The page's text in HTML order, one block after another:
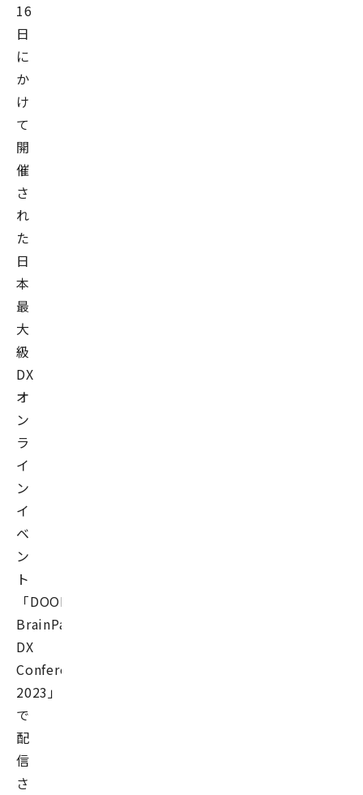
16
日
に
か
け
て
開
催
さ
れ
た
日
本
最
大
級
DX
オ
ン
ラ
イ
ン
イ
ベ
ン
ト
「DOORS-
BrainPad
DX
Conference-
2023」
で
配
信
さ